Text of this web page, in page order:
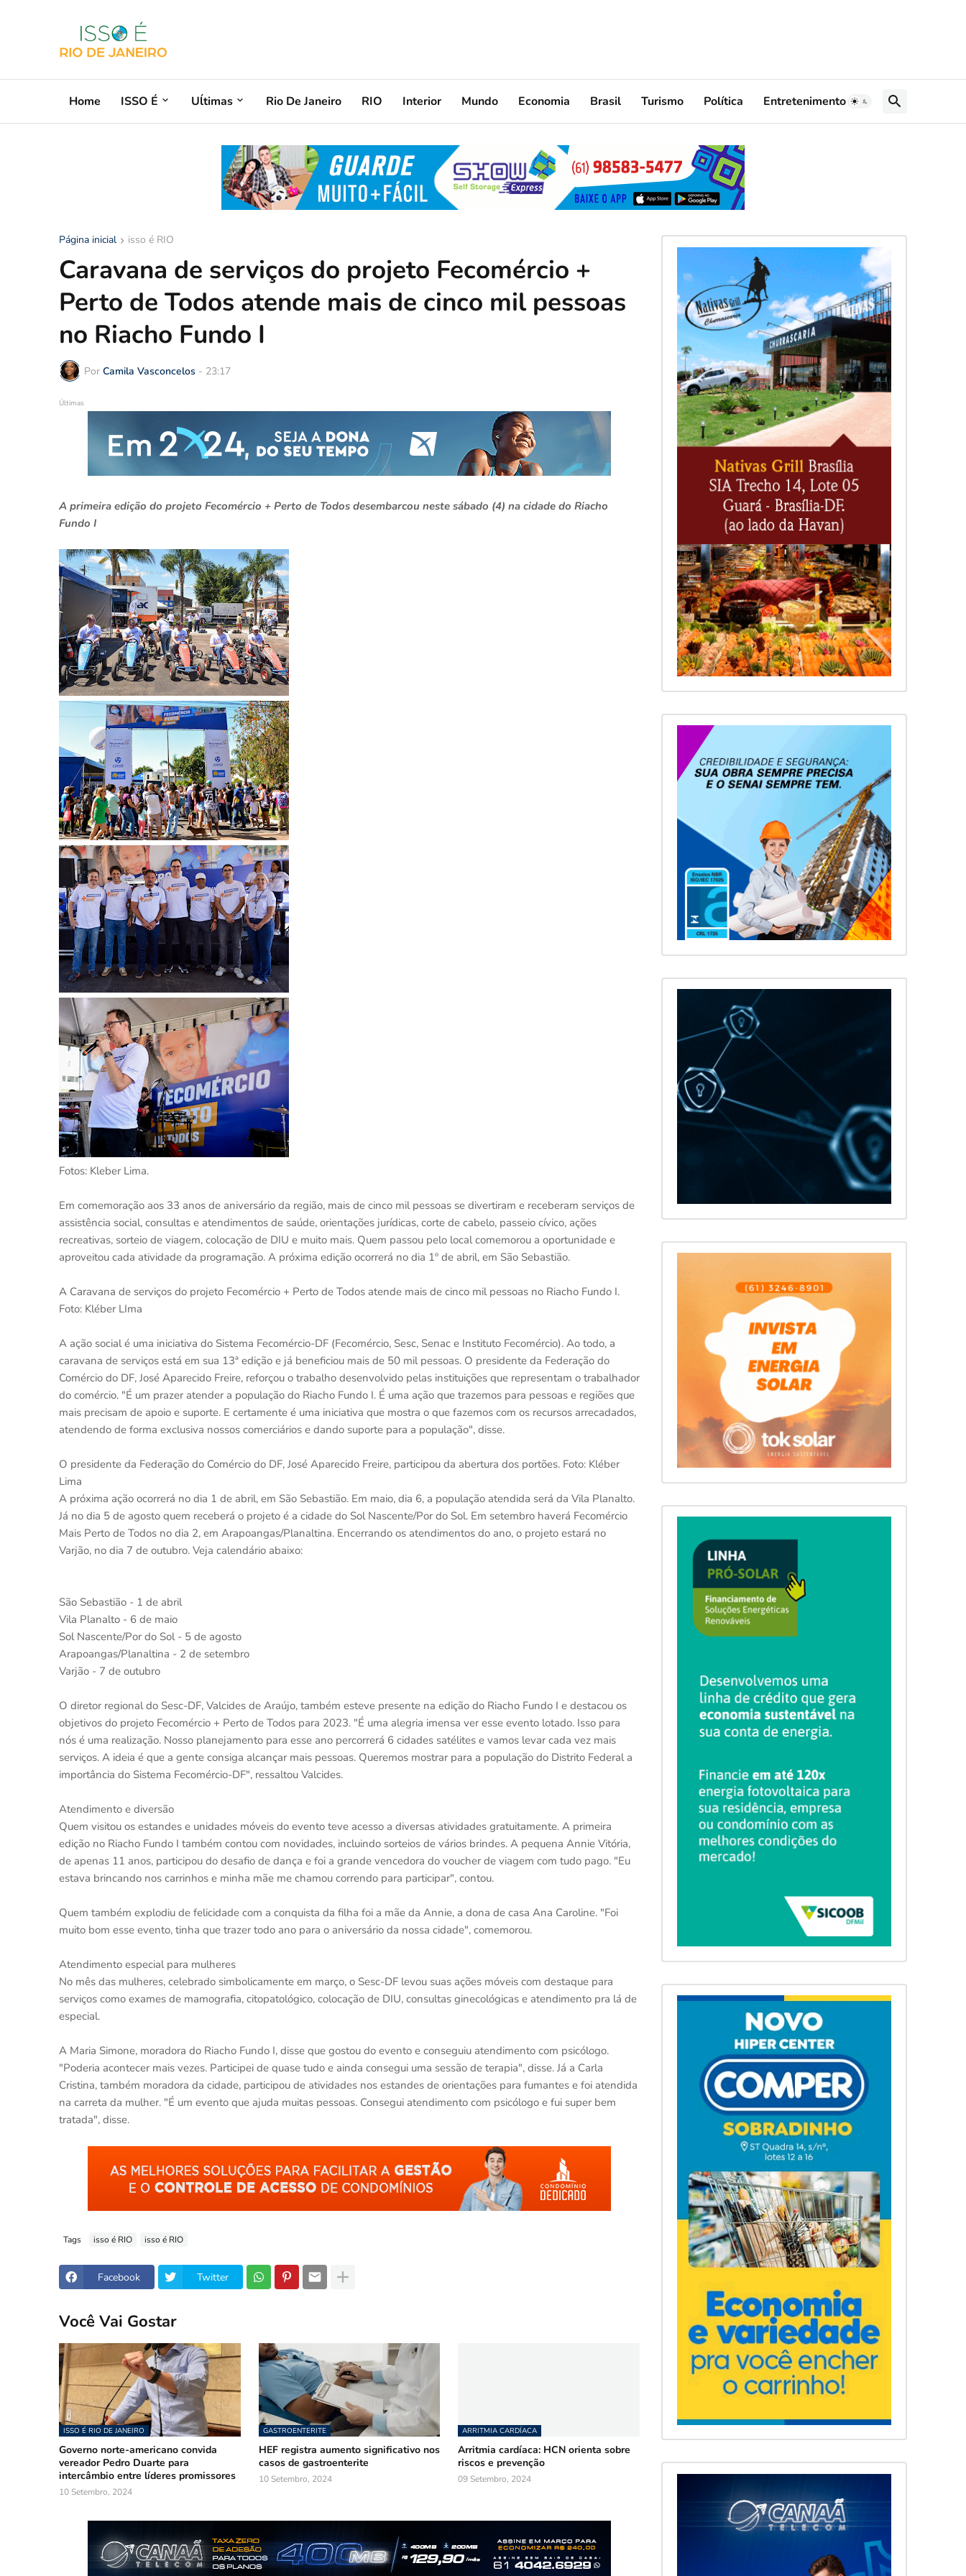
Home ISSO É Uĺtimas Rio De Janeiro RIO Interior Mundo Economia Brasil Turismo Política Entretenimento
Página inicial isso é RIO
Caravana de serviços do projeto Fecomércio +
Perto de Todos atende mais de cinco mil pessoas
no Riacho Fundo I
Por Camila Vasconcelos - 23:17
Últimas
A primeira edição do projeto Fecomércio + Perto de Todos desembarcou neste sábado (4) na cidade do Riacho
Fundo I
Fotos: Kleber Lima.
Em comemoração aos 33 anos de aniversário da região, mais de cinco mil pessoas se divertiram e receberam serviços de
assistência social, consultas e atendimentos de saúde, orientações jurídicas, corte de cabelo, passeio cívico, ações
recreativas, sorteio de viagem, colocação de DIU e muito mais. Quem passou pelo local comemorou a oportunidade e
aproveitou cada atividade da programação. A próxima edição ocorrerá no dia 1º de abril, em São Sebastião.
A Caravana de serviços do projeto Fecomércio + Perto de Todos atende mais de cinco mil pessoas no Riacho Fundo I.
Foto: Kléber LIma
A ação social é uma iniciativa do Sistema Fecomércio-DF (Fecomércio, Sesc, Senac e Instituto Fecomércio). Ao todo, a
caravana de serviços está em sua 13ª edição e já beneficiou mais de 50 mil pessoas. O presidente da Federação do
Comércio do DF, José Aparecido Freire, reforçou o trabalho desenvolvido pelas instituições que representam o trabalhador
do comércio. "É um prazer atender a população do Riacho Fundo I. É uma ação que trazemos para pessoas e regiões que
mais precisam de apoio e suporte. E certamente é uma iniciativa que mostra o que fazemos com os recursos arrecadados,
atendendo de forma exclusiva nossos comerciários e dando suporte para a população", disse.
O presidente da Federação do Comércio do DF, José Aparecido Freire, participou da abertura dos portões. Foto: Kléber
Lima
A próxima ação ocorrerá no dia 1 de abril, em São Sebastião. Em maio, dia 6, a população atendida será da Vila Planalto.
Já no dia 5 de agosto quem receberá o projeto é a cidade do Sol Nascente/Por do Sol. Em setembro haverá Fecomércio
Mais Perto de Todos no dia 2, em Arapoangas/Planaltina. Encerrando os atendimentos do ano, o projeto estará no
Varjão, no dia 7 de outubro. Veja calendário abaixo:
São Sebastião - 1 de abril
Vila Planalto - 6 de maio
Sol Nascente/Por do Sol - 5 de agosto
Arapoangas/Planaltina - 2 de setembro
Varjão - 7 de outubro
O diretor regional do Sesc-DF, Valcides de Araújo, também esteve presente na edição do Riacho Fundo I e destacou os
objetivos do projeto Fecomércio + Perto de Todos para 2023. "É uma alegria imensa ver esse evento lotado. Isso para
nós é uma realização. Nosso planejamento para esse ano percorrerá 6 cidades satélites e vamos levar cada vez mais
serviços. A ideia é que a gente consiga alcançar mais pessoas. Queremos mostrar para a população do Distrito Federal a
importância do Sistema Fecomércio-DF", ressaltou Valcides.
Atendimento e diversão
Quem visitou os estandes e unidades móveis do evento teve acesso a diversas atividades gratuitamente. A primeira
edição no Riacho Fundo I também contou com novidades, incluindo sorteios de vários brindes. A pequena Annie Vitória,
de apenas 11 anos, participou do desafio de dança e foi a grande vencedora do voucher de viagem com tudo pago. "Eu
estava brincando nos carrinhos e minha mãe me chamou correndo para participar", contou.
Quem também explodiu de felicidade com a conquista da filha foi a mãe da Annie, a dona de casa Ana Caroline. "Foi
muito bom esse evento, tinha que trazer todo ano para o aniversário da nossa cidade", comemorou.
Atendimento especial para mulheres
No mês das mulheres, celebrado simbolicamente em março, o Sesc-DF levou suas ações móveis com destaque para
serviços como exames de mamografia, citopatológico, colocação de DIU, consultas ginecológicas e atendimento pra lá de
especial.
A Maria Simone, moradora do Riacho Fundo I, disse que gostou do evento e conseguiu atendimento com psicólogo.
"Poderia acontecer mais vezes. Participei de quase tudo e ainda consegui uma sessão de terapia", disse. Já a Carla
Cristina, também moradora da cidade, participou de atividades nos estandes de orientações para fumantes e foi atendida
na carreta da mulher. "É um evento que ajuda muitas pessoas. Consegui atendimento com psicólogo e fui super bem
tratada", disse.
Tags isso é RIO isso é RIO
Facebook Twitter
Você Vai Gostar
ISSO É RIO DE JANEIRO
Governo norte-americano convida
vereador Pedro Duarte para
intercâmbio entre líderes promissores
10 Setembro, 2024
GASTROENTERITE
HEF registra aumento significativo nos
casos de gastroenterite
10 Setembro, 2024
ARRITMIA CARDÍACA
Arritmia cardíaca: HCN orienta sobre
riscos e prevenção
09 Setembro, 2024